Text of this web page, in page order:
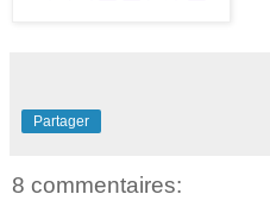
Partager
8 commentaires: